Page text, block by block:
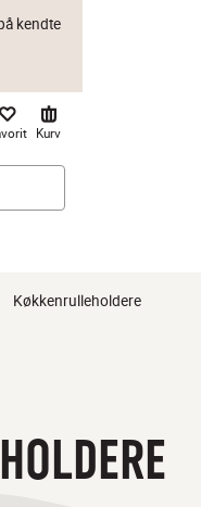
kendte
Kurv
Køkkenrulleholdere